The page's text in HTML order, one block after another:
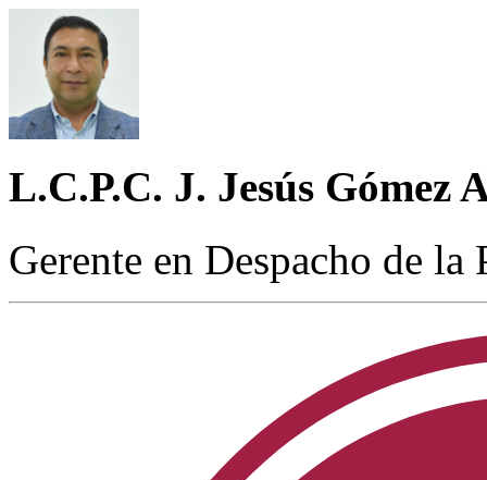
L.C.P.C. J. Jesús Gómez
Gerente en Despacho de